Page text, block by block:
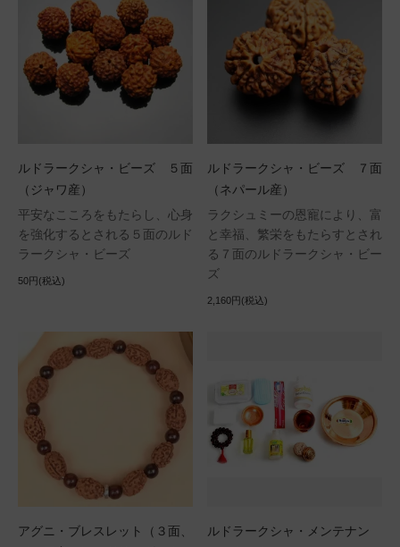
ルドラークシャ・ビーズ ５面
（ジャワ産）
平安なこころをもたらし、心身
を強化するとされる５面のルド
ラークシャ・ビーズ
50円(税込)
ルドラークシャ・ビーズ ７面
（ネパール産）
ラクシュミーの恩寵により、富
と幸福、繁栄をもたらすとされ
る７面のルドラークシャ・ビー
ズ
2,160円(税込)
アグニ・ブレスレット（３面、
ルドラークシャ・メンテナン